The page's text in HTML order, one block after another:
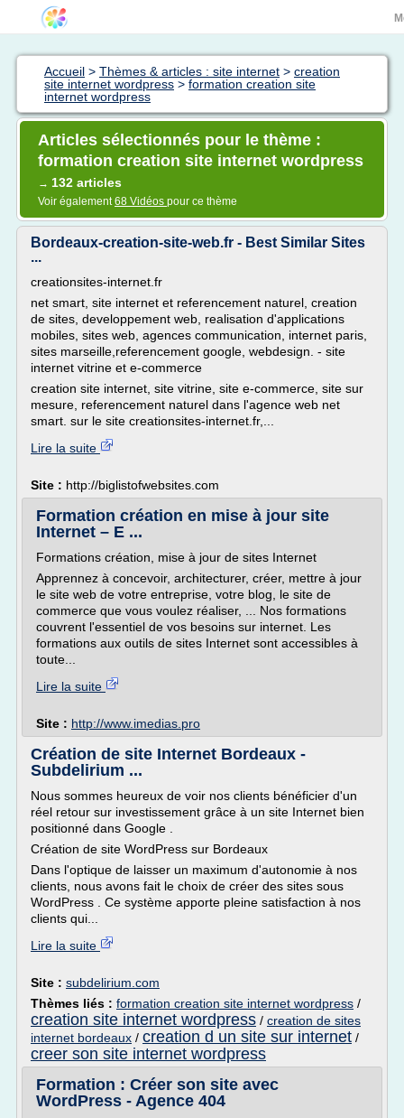
Accueil > Thèmes & articles : site internet > creation
site internet wordpress > formation creation site
internet wordpress
Articles sélectionnés pour le thème :
formation creation site internet wordpress
→ 132 articles
Voir également68 Vidéos pour ce thème
Bordeaux-creation-site-web.fr - Best Similar Sites
...
creationsites-internet.fr
net smart, site internet et referencement naturel, creation
de sites, developpement web, realisation d'applications
mobiles, sites web, agences communication, internet paris,
sites marseille,referencement google, webdesign. - site
internet vitrine et e-commerce
creation site internet, site vitrine, site e-commerce, site sur
mesure, referencement naturel dans l'agence web net
smart. sur le site creationsites-internet.fr,...
Lire la suite
Site : http://biglistofwebsites.com
Formation création en mise à jour site
Internet – E ...
Formations création, mise à jour de sites Internet
Apprennez à concevoir, architecturer, créer, mettre à jour
le site web de votre entreprise, votre blog, le site de
commerce que vous voulez réaliser, ... Nos formations
couvrent l'essentiel de vos besoins sur internet. Les
formations aux outils de sites Internet sont accessibles à
toute...
Lire la suite
Site : http://www.imedias.pro
Création de site Internet Bordeaux -
Subdelirium ...
Nous sommes heureux de voir nos clients bénéficier d'un
réel retour sur investissement grâce à un site Internet bien
positionné dans Google .
Création de site WordPress sur Bordeaux
Dans l'optique de laisser un maximum d'autonomie à nos
clients, nous avons fait le choix de créer des sites sous
WordPress . Ce système apporte pleine satisfaction à nos
clients qui...
Lire la suite
Site : subdelirium.com
Thèmes liés : formation creation site internet wordpress /
creation site internet wordpress / creation de sites
internet bordeaux / creation d un site sur internet /
creer son site internet wordpress
Formation : Créer son site avec
WordPress - Agence 404